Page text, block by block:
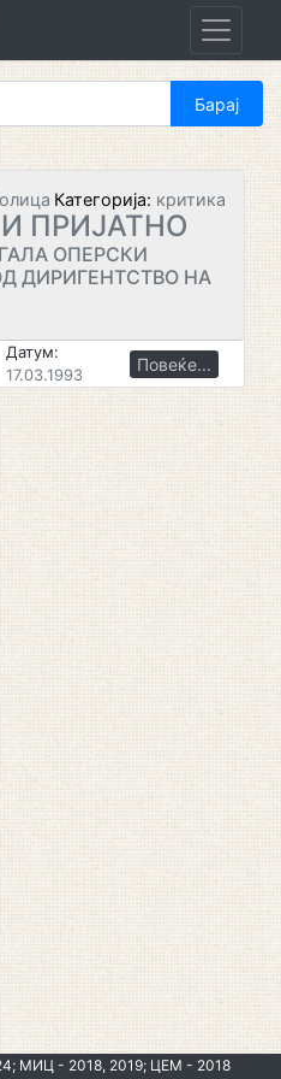
Категорија: критика
ПРИЈАТНО
ОПЕРСКИ
ДИРИГЕНТСТВО НА
Датум:
17.03.1993
Повеќе...
МИЦ - 2018, 2019; ЦЕМ - 2018